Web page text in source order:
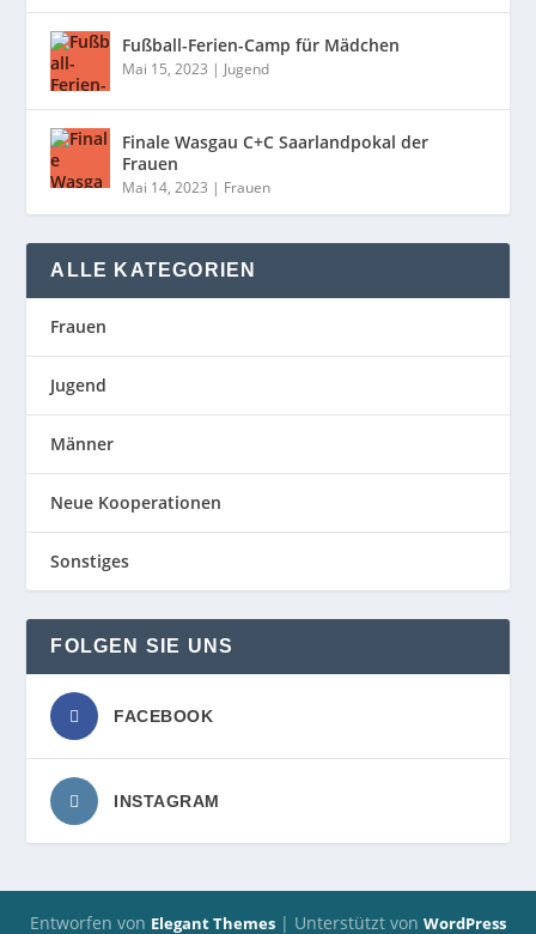
Fußball-Ferien-Camp für Mädchen
Mai 15, 2023 | Jugend
Finale Wasgau C+C Saarlandpokal der
Frauen
Mai 14, 2023 | Frauen
ALLE KATEGORIEN
Frauen
Jugend
Männer
Neue Kooperationen
Sonstiges
FOLGEN SIE UNS
FACEBOOK
INSTAGRAM
Entworfen von Elegant Themes | Unterstützt von WordPress